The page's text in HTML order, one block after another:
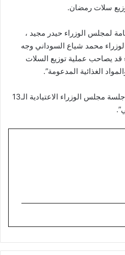
سلات رمضان.
لمجلس الوزراء حيدر مجيد ،
محمد شياع السوداني وجه
قد يصاحب عملية توزيع السلات
الغذائية المدعومة”.
وأضاف أن “التوجيه صدر خلال جلسة مجلس الوزراء الاعتيادية الـ13